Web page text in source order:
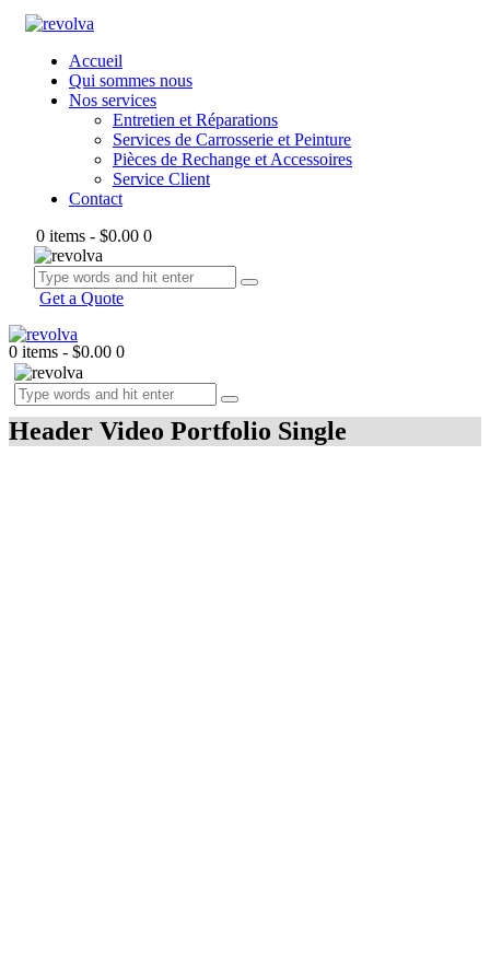
Accueil
Qui sommes nous
Nos services
Entretien et Réparations
Services de Carrosserie et Peinture
Pièces de Rechange et Accessoires
Service Client
Contact
0 items - $0.00 0
Get a Quote
0 items - $0.00 0
Header Video Portfolio Single